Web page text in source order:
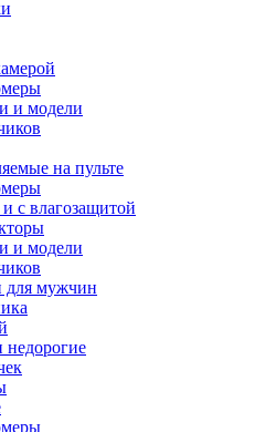
и модели
на пульте
влагозащитой
и модели
для мужчин